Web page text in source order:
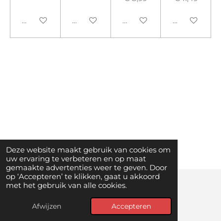
Deze website maakt gebruik van cookies om
uw ervaring te verbeteren en op maat
gemaakte advertenties weer te geven. Door
op ‘Accepteren’ te klikken, gaat u akkoord
met het gebruik van alle cookies.
Afwijzen Accepteren
In winkelwagenHoud mij op de hoogteHoud mij op de hoogte
In